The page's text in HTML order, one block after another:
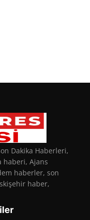
Dakika Haberleri,
haberi, Ajans
haberler, son
haber,